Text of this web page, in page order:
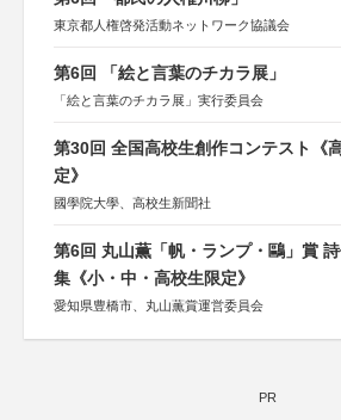
東京都人権啓発活動ネットワーク協議会
第6回 「絵と言葉のチカラ展」
「絵と言葉のチカラ展」実行委員会
第30回 全国高校生創作コンテスト《
定》
國學院大學、高校生新聞社
第6回 丸山薫「帆・ランプ・鷗」賞
集《小・中・高校生限定》
愛知県豊橋市、丸山薫賞運営委員会
PR